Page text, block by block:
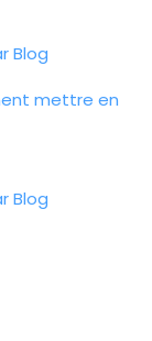
Blog
mettre en
Blog